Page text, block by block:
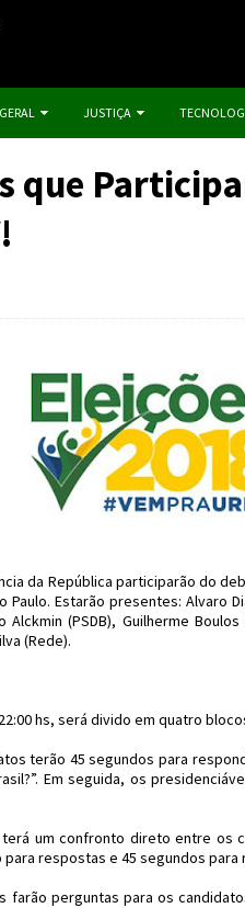
GERAL JUSTIÇA
que
da República participarão do
Paulo. Estarão presentes: Alvaro
Alckmin (PSDB), Guilherme
(Rede).
hs, será divido em quatro
terão 45 segundos para
Em seguida, os
um confronto direto entre os
respostas e 45 segundos
farão perguntas para os